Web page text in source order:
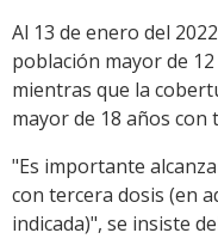
Al 13 de enero del
población mayor de
mientras que la
mayor de 18 años con
"Es importante
con tercera dosis (en
indicada)", se insiste